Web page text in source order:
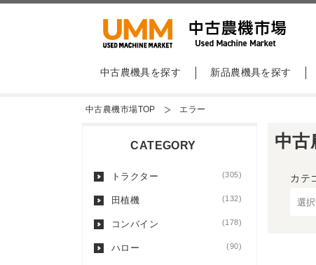
中古農機具を探す 新品農機具を探す
中古農機市場TOP エラー
中古
カテ
CATEGORY
トラクター (305)
田植機 (132)
コンバイン (178)
ハロー (90)